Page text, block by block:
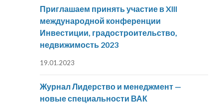
Приглашаем принять участие в XIII
международной конференции
Инвестиции, градостроительство,
недвижимость 2023
19.01.2023
Журнал Лидерство и менеджмент —
новые специальности ВАК